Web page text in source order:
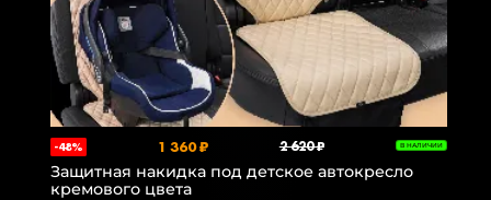
-48% 1 360 ₽ 2 620 ₽ В НАЛИЧИИ
Защитная накидка под детское автокресло
кремового цвета